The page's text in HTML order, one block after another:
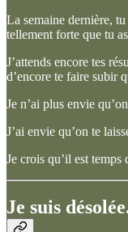
La semaine dernière,
tellement forte que tu
J’attends encore tes
d’encore te faire subir
Je n’ai plus envie
J’ai envie qu’on te
Je crois qu’il est temps
Je suis